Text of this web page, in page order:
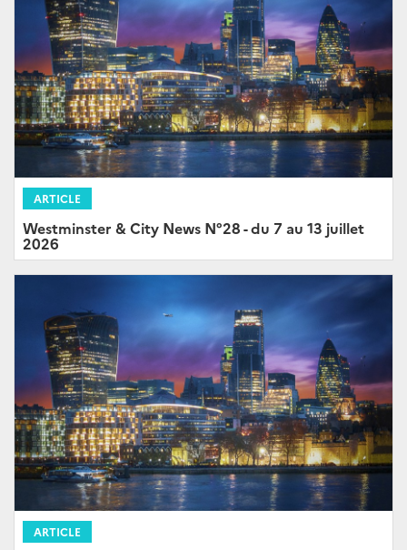
ARTICLE
Westminster & City News N°28 - du 7 au 13 juillet
2026
ARTICLE